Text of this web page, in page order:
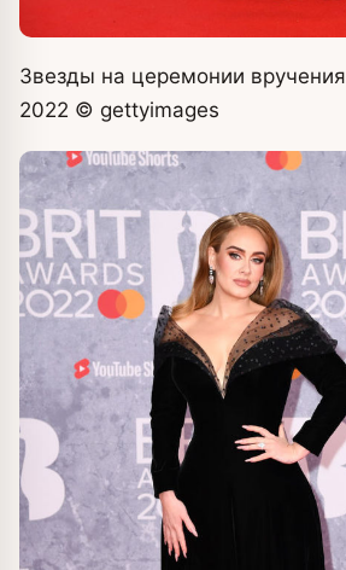
Звезды на церемонии
2022 © gettyimages